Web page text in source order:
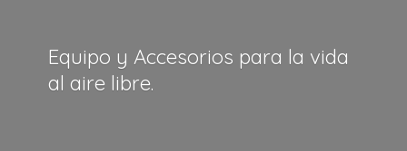
Equipo y Accesorios para la vida
al aire libre.